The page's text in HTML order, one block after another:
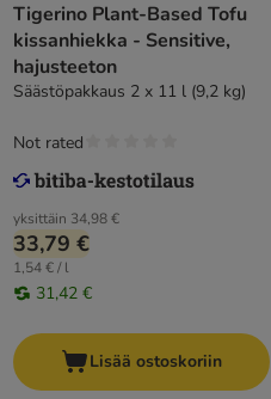
Tigerino Plant-Based Tofu
kissanhiekka - Sensitive,
hajusteeton
Säästöpakkaus 2 x 11 l (9,2 kg)
yksittäin 34,98 €
33,79 €
1,54 € / l
31,42 €
Not rated
Lisää ostoskoriin